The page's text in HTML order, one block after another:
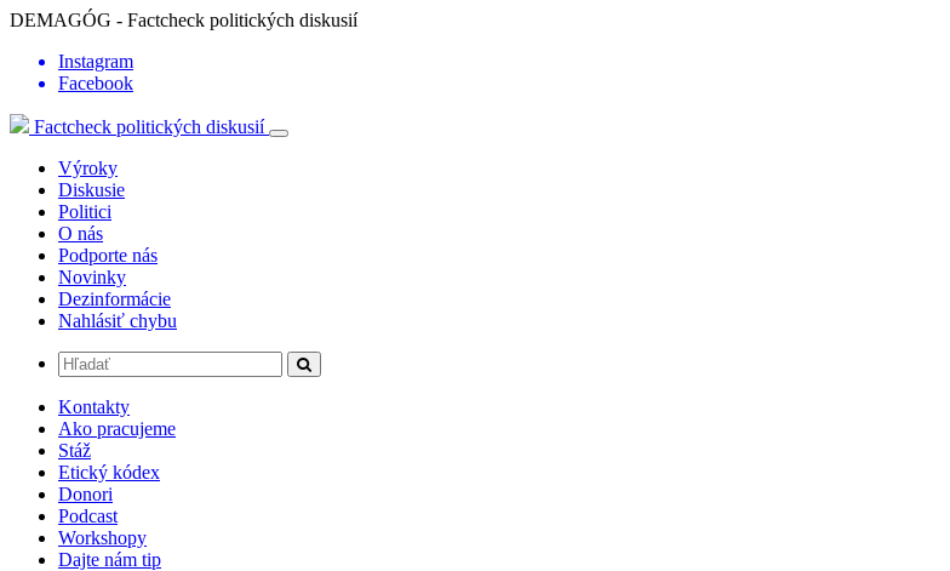
DEMAGÓG - Factcheck politických diskusií
Instagram
Facebook
Factcheck politických diskusií
Výroky
Diskusie
Politici
O nás
Podporte nás
Novinky
Dezinformácie
Nahlásiť chybu
Kontakty
Ako pracujeme
Stáž
Etický kódex
Donori
Podcast
Workshopy
Dajte nám tip